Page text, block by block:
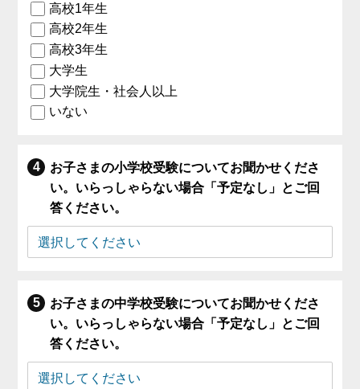
高校1年生
高校2年生
高校3年生
大学生
大学院生・社会人以上
いない
お子さまの小学校受験についてお聞かせくださ
い。いらっしゃらない場合「予定なし」とご回
答ください。
お子さまの中学校受験についてお聞かせくださ
い。いらっしゃらない場合「予定なし」とご回
答ください。